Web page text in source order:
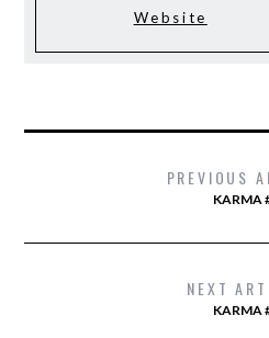
Website
PREVIOUS
KARMA
NEXT
KARMA